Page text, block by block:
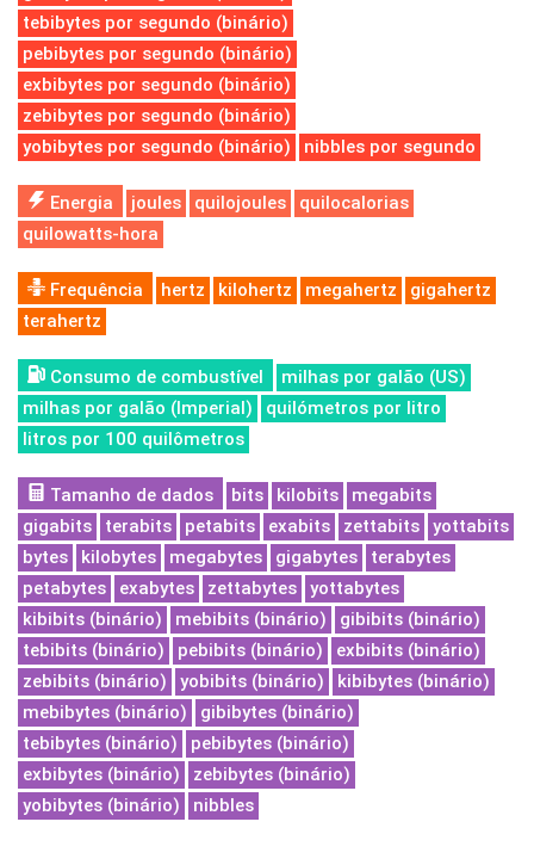
tebibytes por segundo (binário)
pebibytes por segundo (binário)
exbibytes por segundo (binário)
zebibytes por segundo (binário)
yobibytes por segundo (binário)
nibbles por segundo
Energia joules quilojoules
quilocalorias
quilowatts-hora
Frequência hertz kilohertz megahertz
gigahertz
terahertz
Consumo de combustível
milhas por galão (US)
milhas por galão (Imperial)
quilómetros por litro
litros por 100 quilômetros
Tamanho de dados bits kilobits
megabits
gigabits
terabits petabits exabits zettabits
yottabits
bytes
kilobytes megabytes gigabytes
terabytes
petabytes
exabytes zettabytes
yottabytes
kibibits (binário)
mebibits (binário)
gibibits (binário)
tebibits (binário)
pebibits (binário)
exbibits (binário)
zebibits (binário)
yobibits (binário)
kibibytes (binário)
mebibytes (binário)
gibibytes (binário)
tebibytes (binário)
pebibytes (binário)
exbibytes (binário)
zebibytes (binário)
yobibytes (binário)
nibbles